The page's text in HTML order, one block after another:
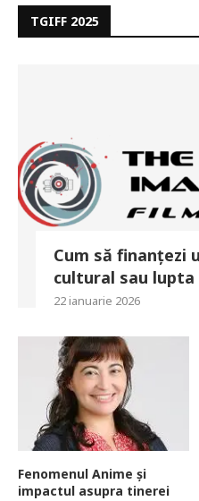
TGIFF 2025
Cum să finanțezi
cultural sau lupta
22 ianuarie 2026
Fenomenul Anime și
impactul asupra tinerei